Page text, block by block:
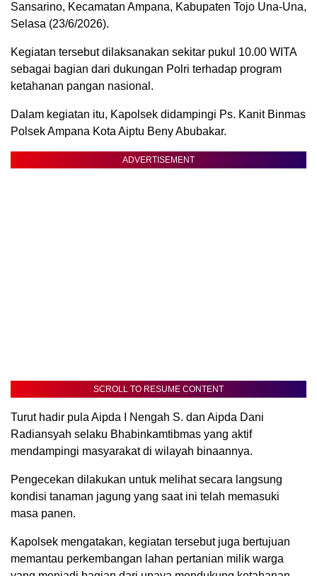
Sansarino, Kecamatan Ampana, Kabupaten Tojo Una-Una,
Selasa (23/6/2026).
Kegiatan tersebut dilaksanakan sekitar pukul 10.00 WITA
sebagai bagian dari dukungan Polri terhadap program
ketahanan pangan nasional.
Dalam kegiatan itu, Kapolsek didampingi Ps. Kanit Binmas
Polsek Ampana Kota Aiptu Beny Abubakar.
ADVERTISEMENT
SCROLL TO RESUME CONTENT
Turut hadir pula Aipda I Nengah S. dan Aipda Dani
Radiansyah selaku Bhabinkamtibmas yang aktif
mendampingi masyarakat di wilayah binaannya.
Pengecekan dilakukan untuk melihat secara langsung
kondisi tanaman jagung yang saat ini telah memasuki
masa panen.
Kapolsek mengatakan, kegiatan tersebut juga bertujuan
memantau perkembangan lahan pertanian milik warga